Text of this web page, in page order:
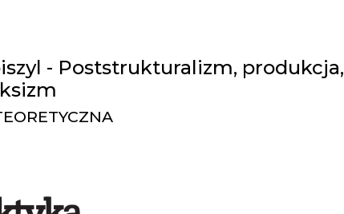
- Poststrukturalizm, produkcja,